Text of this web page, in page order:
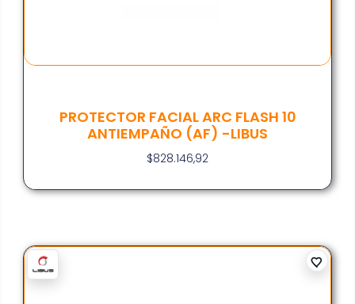
PROTECTOR FACIAL ARC FLASH 10
ANTIEMPAÑO (AF) -LIBUS
$828.146,92